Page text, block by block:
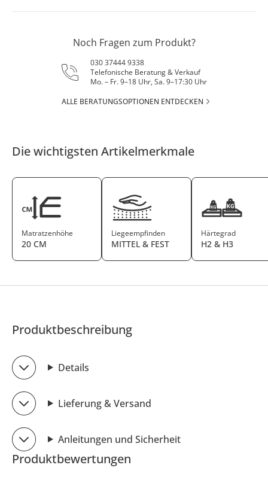
Noch Fragen zum Produkt?
030 37444 9338
Telefonische Beratung & Verkauf
Mo. – Fr. 9–18 Uhr, Sa. 9–17:30 Uhr
ALLE BERATUNGSOPTIONEN ENTDECKEN
Die wichtigsten Artikelmerkmale
Matratzenhöhe
20 CM
Liegeempfinden
MITTEL & FEST
Härtegrad
H2 & H3
Produktbeschreibung
Details
Lieferung & Versand
Anleitungen und Sicherheit
Produktbewertungen